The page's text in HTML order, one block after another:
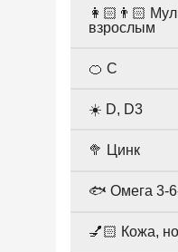
👩🏻👨🏻
взрослым
🍊 С
☀️ D, D3
🥦 Цинк
🐟 Омега 3-
💅🏻 Кожа,